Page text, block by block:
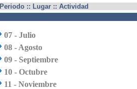
Periodo :: Lugar :: Actividad
07 - Julio
08 - Agosto
09 - Septiembre
10 - Octubre
11 - Noviembre